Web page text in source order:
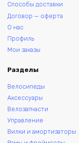
Способы доставки
Договор — оферта
О нас
Профиль
Мои заказы
Разделы
Велосипеды
Аксессуары
Велозапчасти
Управление
Вилки и амортизаторы